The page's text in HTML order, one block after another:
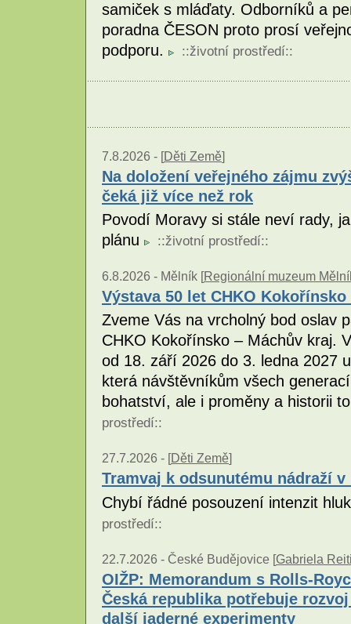
samiček s mláďaty. Odborníků a
poradna ČESON proto prosí
podporu.
::životní prostředí::
7.8.2026 - [Děti Země]
Na doložení veřejného zájmu
čeká již více než rok
Povodí Moravy si stále neví rady,
plánu
::životní prostředí::
6.8.2026 - Mělník [Regionální muzeum
Výstava 50 let CHKO
Zveme Vás na vrcholný bod oslav
CHKO Kokořínsko – Máchův kraj.
od 18. září 2026 do 3. ledna 2027
která návštěvníkům všech
bohatství, ale i proměny a historii
prostředí::
27.7.2026 - [Děti Země]
Tramvaj k odsunutému nádraží
Chybí řádné posouzení intenzit
prostředí::
22.7.2026 - České Budějovice [Gabriela
OIŽP: Memorandum s Rolls-
Česká republika potřebuje
další jaderné experimenty